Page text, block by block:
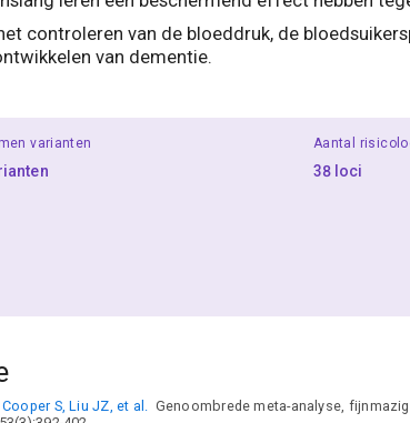
controleren van de bloeddruk, de
van dementie.
varianten Aantal
38 loci
S, Liu JZ, et al.
Genoombrede meta-analyse,